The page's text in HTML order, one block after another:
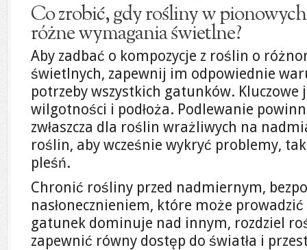
Co zrobić, gdy rośliny w
różne wymagania świetlne?
Aby zadbać o kompozycje z roślin o
świetlnych, zapewnij im odpowiednie
potrzeby wszystkich gatunków. Kluczowe
wilgotności i podłoża. Podlewanie
zwłaszcza dla roślin wrażliwych na
roślin, aby wcześnie wykryć problemy,
pleśń.
Chronić rośliny przed nadmiernym,
nasłonecznieniem, które może
gatunek dominuje nad innym, rozdziel
zapewnić równy dostęp do światła i